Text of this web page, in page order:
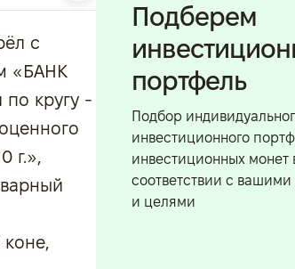
с
«БАНК
кругу -
г.»,
Подберем
портфель
Подбор
инвестиционного
инвестиционных монет
соответствии с
и целями